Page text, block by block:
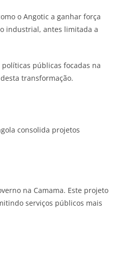
o Angotic a ganhar força
industrial, antes limitada a
públicas focadas na
transformação.
consolida projetos
na Camama. Este projeto
serviços públicos mais